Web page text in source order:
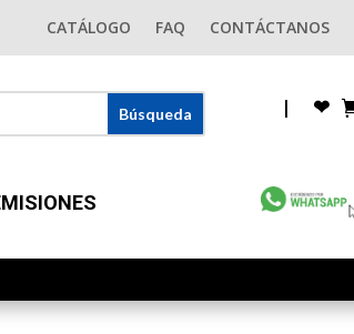
CATÁLOGO FAQ CONTÁCTANOS
| ❤︎